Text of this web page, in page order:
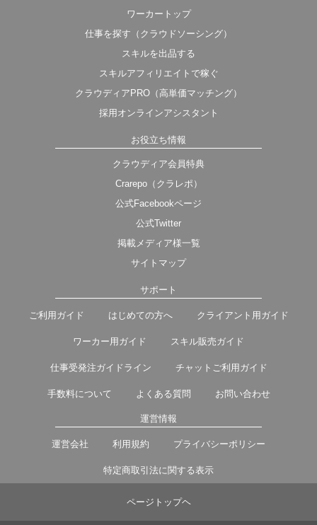
ワーカートップ
仕事を探す（クラウドソーシング）
スキルを出品する
スキルアフィリエイトで稼ぐ
クラウディアPRO（高単価マッチング）
採用オンラインアシスタント
お役立ち情報
クラウディア会員特典
Crarepo（クラレポ）
公式Facebookページ
公式Twitter
掲載メディア様一覧
サイトマップ
サポート
ご利用ガイド はじめての方へ クライアント用ガイド
ワーカー用ガイド スキル販売ガイド
仕事受発注ガイドライン チャットご利用ガイド
手数料について よくある質問 お問い合わせ
運営情報
運営会社 利用規約 プライバシーポリシー
特定商取引法に関する表示
ページトップヘ